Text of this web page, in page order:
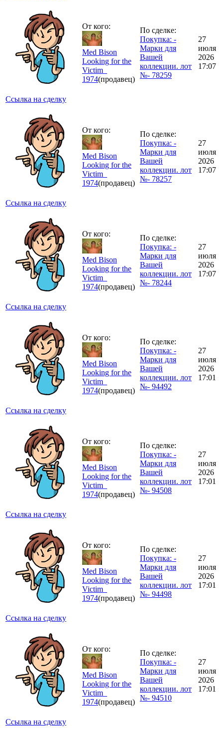
Ссылка на сделку
От кого:
Med Bison
Looking for the
Victim_
1974(продавец)
По сделке:
Покупка: -
Марки для
Вашей
коллекции. лот
№- 78259
27
июля
2026
17:07
Ссылка на сделку
От кого:
Med Bison
Looking for the
Victim_
1974(продавец)
По сделке:
Покупка: -
Марки для
Вашей
коллекции. лот
№- 78257
27
июля
2026
17:07
Ссылка на сделку
От кого:
Med Bison
Looking for the
Victim_
1974(продавец)
По сделке:
Покупка: -
Марки для
Вашей
коллекции. лот
№- 78244
27
июля
2026
17:07
Ссылка на сделку
От кого:
Med Bison
Looking for the
Victim_
1974(продавец)
По сделке:
Покупка: -
Марки для
Вашей
коллекции. лот
№- 94492
27
июля
2026
17:01
Ссылка на сделку
От кого:
Med Bison
Looking for the
Victim_
1974(продавец)
По сделке:
Покупка: -
Марки для
Вашей
коллекции. лот
№- 94508
27
июля
2026
17:01
Ссылка на сделку
От кого:
Med Bison
Looking for the
Victim_
1974(продавец)
По сделке:
Покупка: -
Марки для
Вашей
коллекции. лот
№- 94498
27
июля
2026
17:01
Ссылка на сделку
От кого:
Med Bison
Looking for the
Victim_
1974(продавец)
По сделке:
Покупка: -
Марки для
Вашей
коллекции. лот
№- 94510
27
июля
2026
17:01